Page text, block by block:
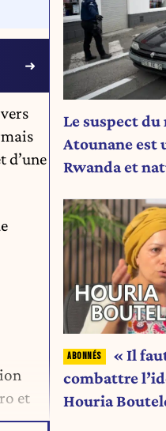
d’une
et
Le suspect
Atounane est
Rwanda et
« Il
combattre
Houria